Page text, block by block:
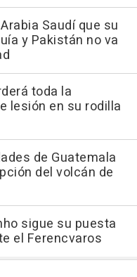
Saudí que su
y Pakistán no va
toda la
lesión en su rodilla
de Guatemala
del volcán de
sigue su puesta
el Ferencvaros